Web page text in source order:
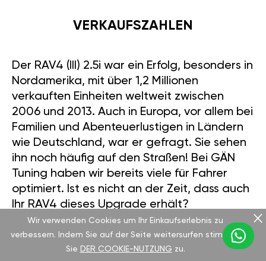
VERKAUFSZAHLEN
Der RAV4 (III) 2.5i war ein Erfolg, besonders in
Nordamerika, mit über 1,2 Millionen
verkauften Einheiten weltweit zwischen
2006 und 2013. Auch in Europa, vor allem bei
Familien und Abenteuerlustigen in Ländern
wie Deutschland, war er gefragt. Sie sehen
ihn noch häufig auf den Straßen! Bei GÄN
Tuning haben wir bereits viele für Fahrer
optimiert. Ist es nicht an der Zeit, dass auch
Ihr RAV4 dieses Upgrade erhält?
Wir verwenden Cookies um Ihr Einkaufserlebnis zu
verbessern. Indem Sie auf der Seite weitersurfen stimmen
Sie DER COOKIE-NUTZUNG zu.